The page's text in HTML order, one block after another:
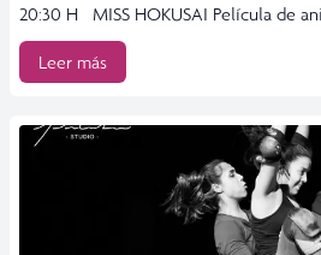
20:30 H MISS HOKUSAI Película de
Leer más